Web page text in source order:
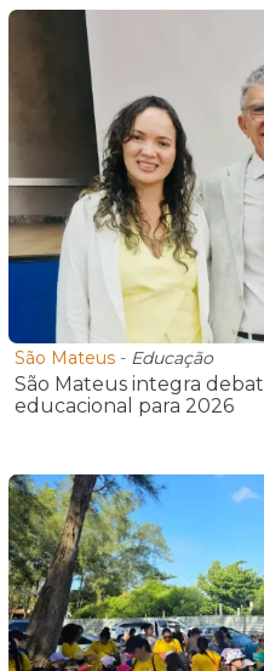
São Mateus - Educação
São Mateus integra
educacional para 2026